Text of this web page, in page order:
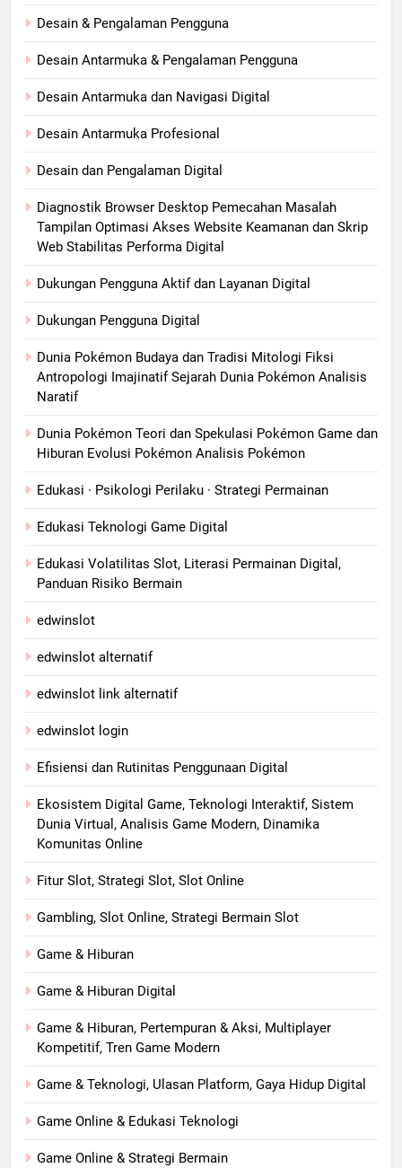
Desain & Pengalaman Pengguna
Desain Antarmuka & Pengalaman Pengguna
Desain Antarmuka dan Navigasi Digital
Desain Antarmuka Profesional
Desain dan Pengalaman Digital
Diagnostik Browser Desktop Pemecahan Masalah
Tampilan Optimasi Akses Website Keamanan dan Skrip
Web Stabilitas Performa Digital
Dukungan Pengguna Aktif dan Layanan Digital
Dukungan Pengguna Digital
Dunia Pokémon Budaya dan Tradisi Mitologi Fiksi
Antropologi Imajinatif Sejarah Dunia Pokémon Analisis
Naratif
Dunia Pokémon Teori dan Spekulasi Pokémon Game dan
Hiburan Evolusi Pokémon Analisis Pokémon
Edukasi · Psikologi Perilaku · Strategi Permainan
Edukasi Teknologi Game Digital
Edukasi Volatilitas Slot, Literasi Permainan Digital,
Panduan Risiko Bermain
edwinslot
edwinslot alternatif
edwinslot link alternatif
edwinslot login
Efisiensi dan Rutinitas Penggunaan Digital
Ekosistem Digital Game, Teknologi Interaktif, Sistem
Dunia Virtual, Analisis Game Modern, Dinamika
Komunitas Online
Fitur Slot, Strategi Slot, Slot Online
Gambling, Slot Online, Strategi Bermain Slot
Game & Hiburan
Game & Hiburan Digital
Game & Hiburan, Pertempuran & Aksi, Multiplayer
Kompetitif, Tren Game Modern
Game & Teknologi, Ulasan Platform, Gaya Hidup Digital
Game Online & Edukasi Teknologi
Game Online & Strategi Bermain